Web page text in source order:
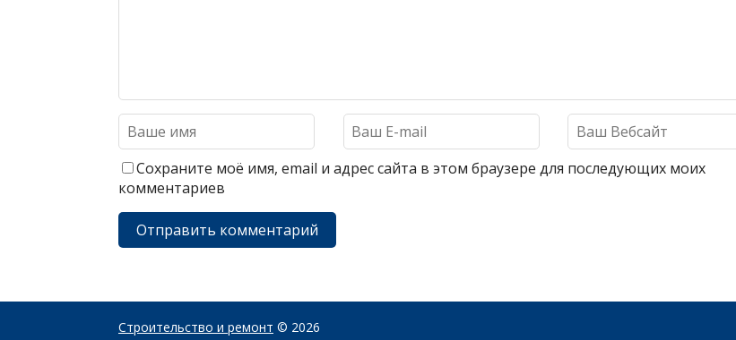
Сохраните моё имя, email и адрес сайта в этом браузере для последующих моих
комментариев
Строительство и ремонт © 2026